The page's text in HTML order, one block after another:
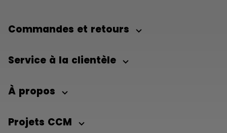
Commandes et retours
Service à la clientèle
À propos
Projets CCM